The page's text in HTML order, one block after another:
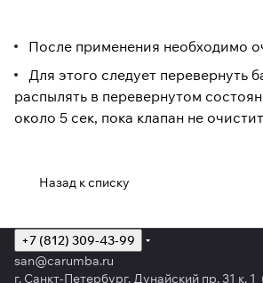
После применения необходимо
Для этого следует перевернуть
распылять в перевернутом
около 5 сек, пока клапан не
Назад к списку
+7 (812) 309-43-99
san@carumba.ru
г. Санкт-Петербург, Дунайский пр. 31 к.